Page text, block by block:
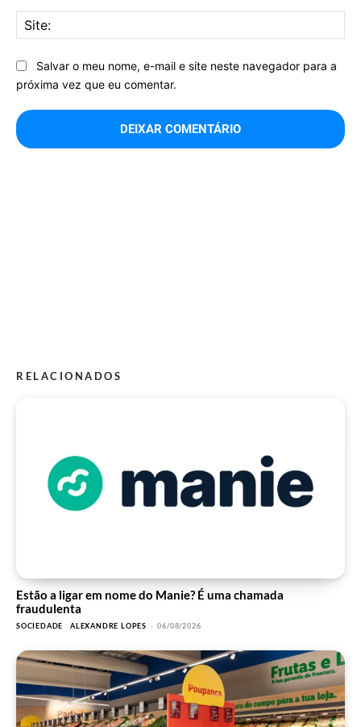
Salvar o meu nome, e-mail e site neste navegador para a
próxima vez que eu comentar.
RELACIONADOS
Estão a ligar em nome do Manie? É uma chamada
fraudulenta
SOCIEDADE ALEXANDRE LOPES - 06/08/2026